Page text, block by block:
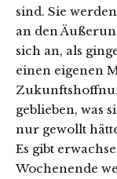
sind. Sie
an den
sich an, als
einen eigenen
geblieben, was
nur gewollt
Es gibt
Wochenende